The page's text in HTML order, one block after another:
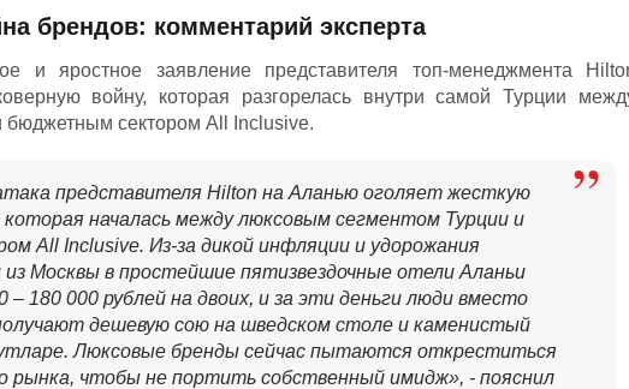
брендов: комментарий эксперта
и яростное заявление представителя топ-менеджмента
войну, которая разгорелась внутри самой Турции
сектором All Inclusive.
представителя Hilton на Аланью оголяет жесткую
которая началась между люксовым сегментом Турции и
All Inclusive. Из-за дикой инфляции и удорожания
из Москвы в простейшие пятизвездочные отели Аланьи
– 180 000 рублей на двоих, и за эти деньги люди вместо
дешевую сою на шведском столе и каменистый
Люксовые бренды сейчас пытаются откреститься
рынка, чтобы не портить собственный имидж», - пояснил